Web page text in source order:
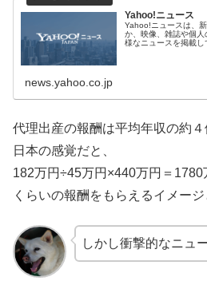
Yahoo!ニュース
Yahoo!ニュースは、
か、映像、雑誌や個
様なニュースを掲載し
news.yahoo.co.jp
代理出産の報酬は平均年収の約４
日本の感覚だと、
182万円÷45万円×440万円＝1780
くらいの報酬をもらえるイメージ
しかし衝撃的なニュ